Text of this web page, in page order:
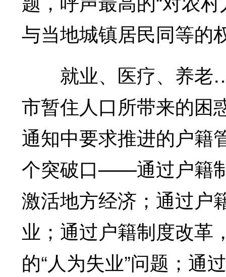
与当地城镇居民同等的
就业、医疗、养老
市暂住人口所带来的困
通知中要求推进的户籍
个突破口——通过户籍
激活地方经济；通过户
业；通过户籍制度改革
的“人为失业”问题；通